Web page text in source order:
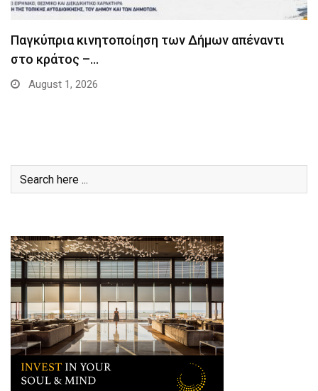
Παγκύπρια κινητοποίηση των Δήμων απέναντι
στο κράτος –…
August 1, 2026